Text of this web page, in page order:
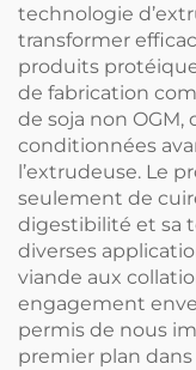
technologie
transformer
produits
de fabrication
de soja non
conditionnées
l’extrudeuse. Le
seulement de
digestibilité et sa
diverses
viande aux
engagement
permis de nous
premier plan